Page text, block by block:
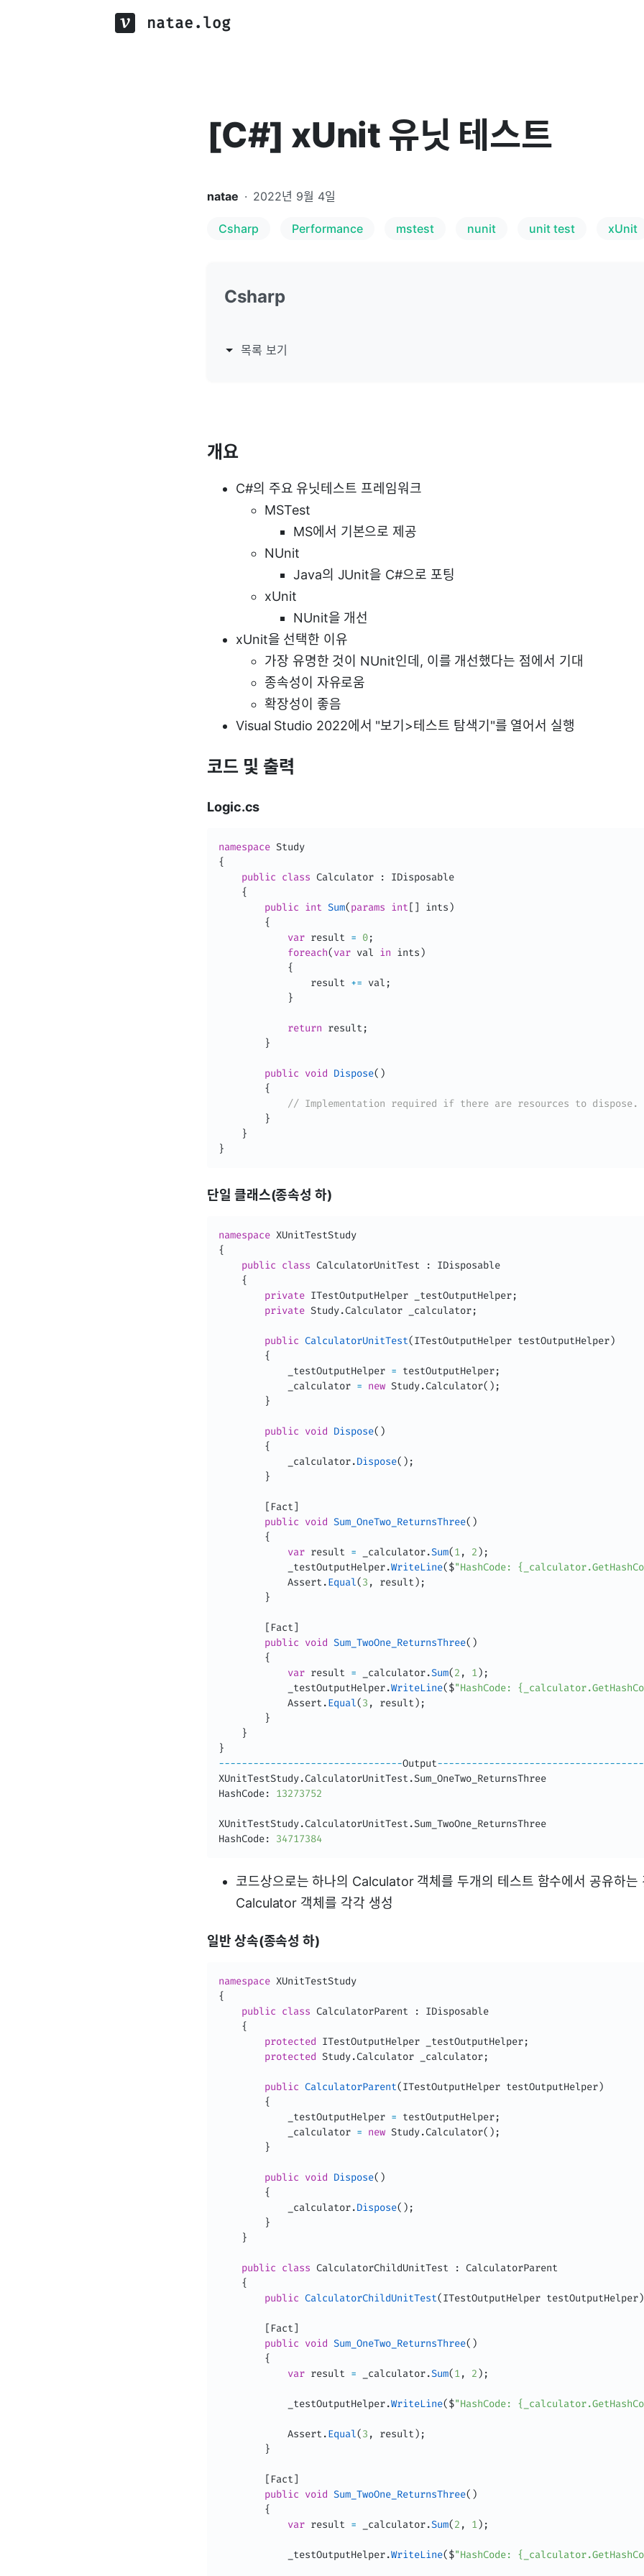
natae.log
[C#] xUnit 유닛 테스트
natae · 2022년 9월 4일
Csharp Performance mstest nunit unit test xUnit
Csharp
목록 보기
개요
C#의 주요 유닛테스트 프레임워크
MSTest
MS에서 기본으로 제공
NUnit
Java의 JUnit을 C#으로 포팅
xUnit
NUnit을 개선
xUnit을 선택한 이유
가장 유명한 것이 NUnit인데, 이를 개선했다는 점에서 기대
종속성이 자유로움
확장성이 좋음
Visual Studio 2022에서 "보기>테스트 탐색기"를 열어서 실행
코드 및 출력
Logic.cs
namespace
{
public class Calculator :
IDisposable
{
public int Sum(params int [ ] ints )
{
var result = 0;
foreach(var val in ints )
{
                result
+= val ;
}
return result ;
}
public void Dispose( )
{
// Implementation required if there are resources to dispose.
}
}
}
단일 클래스(종속성 하)
namespace
{
public class CalculatorUnitTest :
IDisposable
{
private ITestOutputHelper _testOutputHelper;
private Study.Calculator _calculator;
public CalculatorUnitTest(ITestOutputHelper testOutputHelper)
{
            _testOutputHelper
= testOutputHelper;
            _calculator
= new Study.Calculator( ) ;
}
public void Dispose( )
{
            _calculator
.Dispose( ) ;
}
[ Fact]
public void Sum_OneTwo_ReturnsThree( )
{
var result = _calculator.Sum(1, 2 ) ;
            _testOutputHelper
.WriteLine($"HashCode:
            Assert
.Equal(3 , result ) ;
}
[ Fact]
public void Sum_TwoOne_ReturnsThree( )
{
var result = _calculator.Sum(2 , 1) ;
            _testOutputHelper
.WriteLine($"HashCode:
            Assert
.Equal(3 , result ) ;
}
}
}
--------------------------------Output------------------------------------
XUnitTestStudy.CalculatorUnitTest .Sum_OneTwo_ReturnsThree
HashCode: 13273752
XUnitTestStudy.CalculatorUnitTest .Sum_TwoOne_ReturnsThree
HashCode: 34717384
코드상으로는 하나의 Calculator 객체를 두개의 테스트 함수에서 공유하는
Calculator 객체를 각각 생성
일반 상속(종속성 하)
namespace
{
public class CalculatorParent :
IDisposable
{
protected ITestOutputHelper _testOutputHelper;
protected Study.Calculator _calculator;
public CalculatorParent(ITestOutputHelper testOutputHelper)
{
            _testOutputHelper
= testOutputHelper;
            _calculator
= new Study.Calculator( ) ;
}
public void Dispose( )
{
            _calculator
.Dispose( ) ;
}
}
public class CalculatorChildUnitTest :
CalculatorParent
{
public CalculatorChildUnitTest(ITestOutputHelper testOutputHelper)
[ Fact]
public void Sum_OneTwo_ReturnsThree( )
{
var result = _calculator.Sum(1, 2 ) ;
            _testOutputHelper
.WriteLine($"HashCode:
            Assert
.Equal(3 , result ) ;
}
[ Fact]
public void Sum_TwoOne_ReturnsThree( )
{
var result = _calculator.Sum(2 , 1) ;
            _testOutputHelper
.WriteLine($"HashCode: